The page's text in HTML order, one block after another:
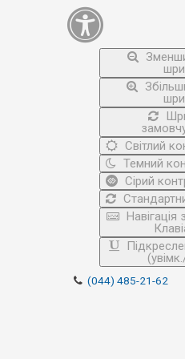
Світлий
Темний
Сірий
(044) 485-21-62